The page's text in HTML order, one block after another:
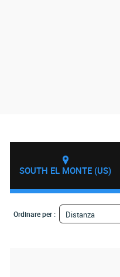
SOUTH EL MONTE (US)
Ordinare per : Distanza